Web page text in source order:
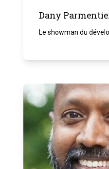
Dany
Le showman du